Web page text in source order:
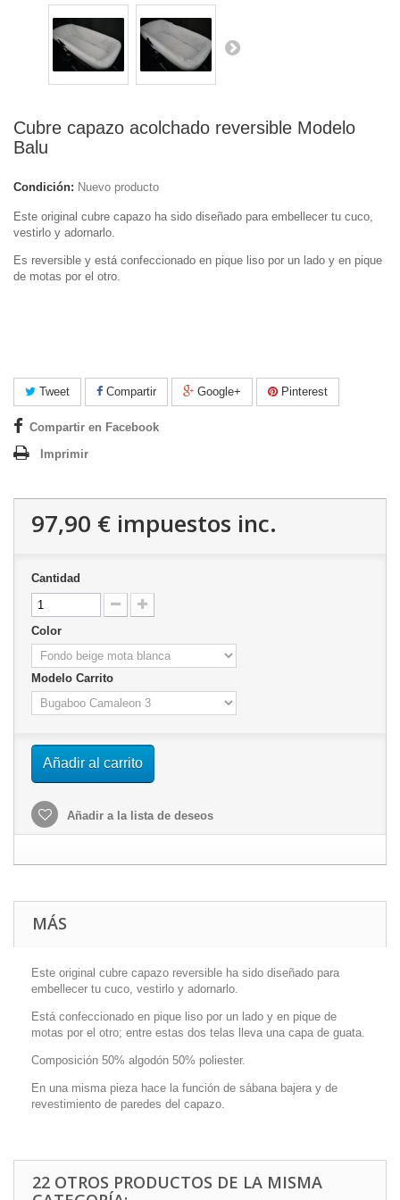
Cubre capazo acolchado reversible Modelo
Balu
Condición: Nuevo producto
Este original cubre capazo ha sido diseñado para embellecer tu cuco,
vestirlo y adornarlo.
Es reversible y está confeccionado en pique liso por un lado y en pique
de motas por el otro.
Tweet Compartir Google+ Pinterest
Compartir en Facebook
Imprimir
97,90 € impuestos inc.
Cantidad
Color
Modelo Carrito
Añadir al carrito
Añadir a la lista de deseos
MÁS
Este original cubre capazo reversible ha sido diseñado para
embellecer tu cuco, vestirlo y adornarlo.
Está confeccionado en pique liso por un lado y en pique de
motas por el otro; entre estas dos telas lleva una capa de guata.
Composición 50% algodón 50% poliester.
En una misma pieza hace la función de sábana bajera y de
revestimiento de paredes del capazo.
22 OTROS PRODUCTOS DE LA MISMA